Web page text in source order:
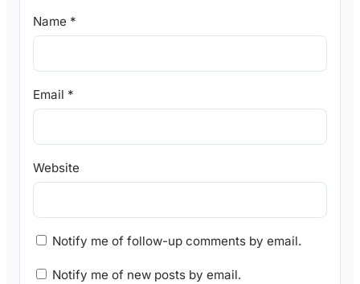
Name *
Email *
Website
Notify me of follow-up comments by email.
Notify me of new posts by email.